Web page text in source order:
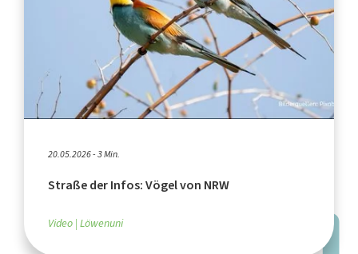
20.05.2026 - 3 Min.
Straße der Infos: Vögel von NRW
Video Löwenuni